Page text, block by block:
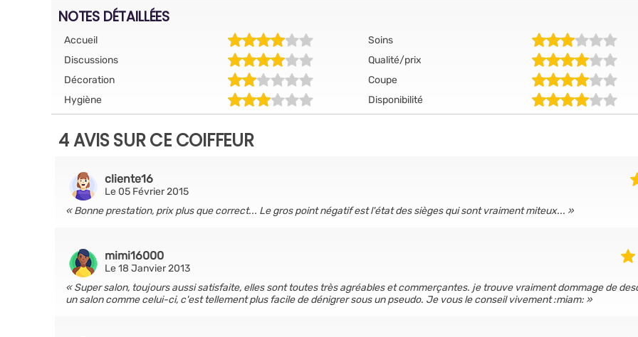
NOTES DÉTAILLÉES
Accueil
Soins
Discussions
Qualité/prix
Décoration
Coupe
Hygiène
Disponibilité
4 AVIS SUR CE COIFFEUR
cliente16
Le 05 Février 2015
Bonne prestation, prix plus que correct... Le gros point négatif est l'état des sièges qui sont vraiment miteux...
mimi16000
Le 18 Janvier 2013
Super salon, toujours aussi satisfaite, elles sont toutes très agréables et commerçantes. je trouve vraiment dommage de
un salon comme celui-ci, c'est tellement plus facile de dénigrer sous un pseudo. Je vous le conseil vivement :miam: